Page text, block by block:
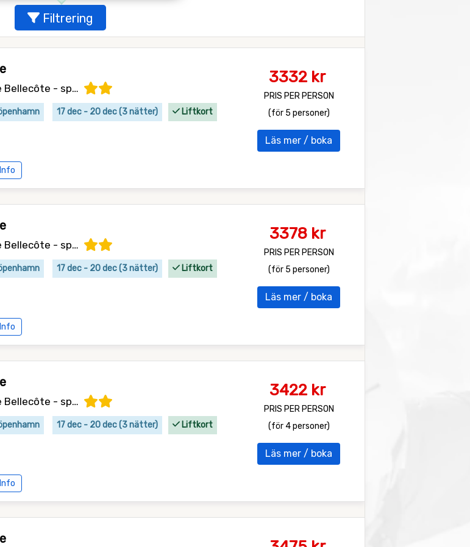
Filtrering
Résidence Bellecôte - specialpris
17 dec - 20 dec (3 nätter) Liftkort
Info
3332 kr
PRIS PER PERSON
(för 5 personer)
Läs mer / boka
Résidence Bellecôte - specialpris
17 dec - 20 dec (3 nätter) Liftkort
Info
3378 kr
PRIS PER PERSON
(för 5 personer)
Läs mer / boka
Résidence Bellecôte - specialpris
17 dec - 20 dec (3 nätter) Liftkort
Info
3422 kr
PRIS PER PERSON
(för 4 personer)
Läs mer / boka